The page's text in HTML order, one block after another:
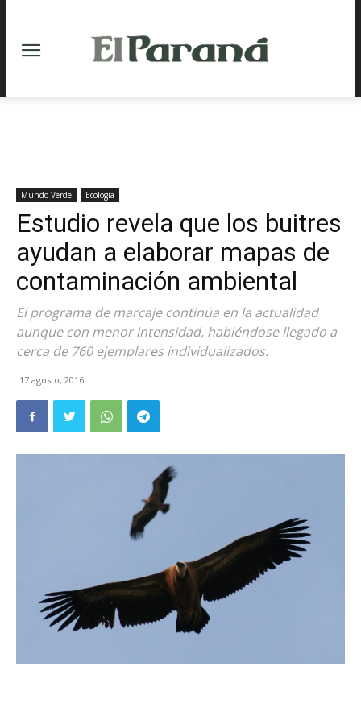
Mundo Verde Ecología
Estudio revela que los buitres
ayudan a elaborar mapas de
contaminación ambiental
El programa de marcaje continúa en la actualidad
aunque con menor intensidad, habiéndose llegado a
cerca de 760 ejemplares individualizados.
17 agosto, 2016